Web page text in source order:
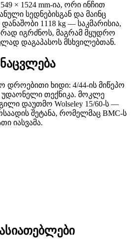
× 1524 mm-ია, ორი ინჩით
სედნებისგან და მაინც
1118 kg — საკმარისია,
იგრძნოს, მაგრამ მყუდრო
დაგაპასოს მსხვილებთან.
დროებითი ხიდი: 4/44-ის მიწეპო
თექნიკა. მოკლე
დაუთმო Wolseley 15/60-ს —
შეტანა, რომელმაც BMC-ს
იასვამა.